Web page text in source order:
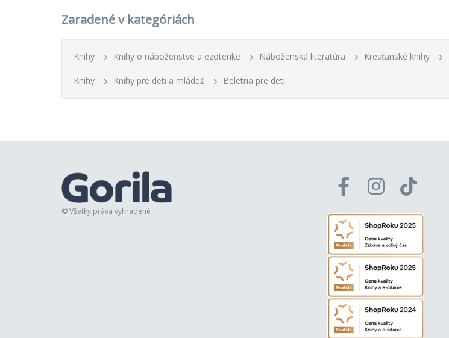
Zaradené v kategóriách
Knihy Knihy o náboženstve a ezoterike Náboženská literatúra Kresťanské knihy
Knihy Knihy pre deti a mládež Beletria pre deti
© Všetky práva vyhradené